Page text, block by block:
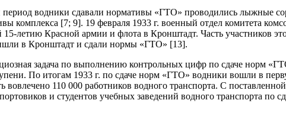
водники сдавали нормативы «ГТО» проводились лыжные
комплекса [7; 9]. 19 февраля 1933 г. военный отдел комитета
летию Красной армии и флота в Кронштадт. Часть участников
в Кронштадт и сдали нормы «ГТО» [13].
задача по выполнению контрольных цифр по сдаче норм
По итогам 1933 г. по сдаче норм «ГТО» водники вошли в
110 000 работников водного транспорта. С
и студентов учебных заведений водного транспорта по